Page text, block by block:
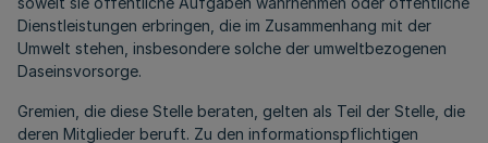
Dienstleistungen erbringen, die im Zusammenhang mit der
Umwelt stehen, insbesondere solche der umweltbezogenen
Daseinsvorsorge.
Gremien, die diese Stelle beraten, gelten als Teil der Stelle, die
deren Mitglieder beruft. Zu den informationspflichtigen